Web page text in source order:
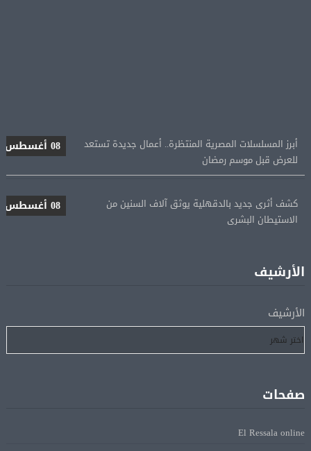
للعرض قبل موسم رمضان
الاستيطان البشرى
المؤهلة لأولمبياد 2028
إسبانيا تعيد فرض الرقابة على حدودها مع إيطاليا وسط
خلاف متصاعد بشأن الهجرة
عبر المفاوضات
الأرشيف
الأرشيف
صفحات
El Ressala online